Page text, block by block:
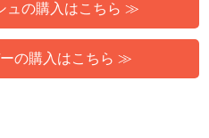
ュの購入はこちら ≫
の購入はこちら ≫